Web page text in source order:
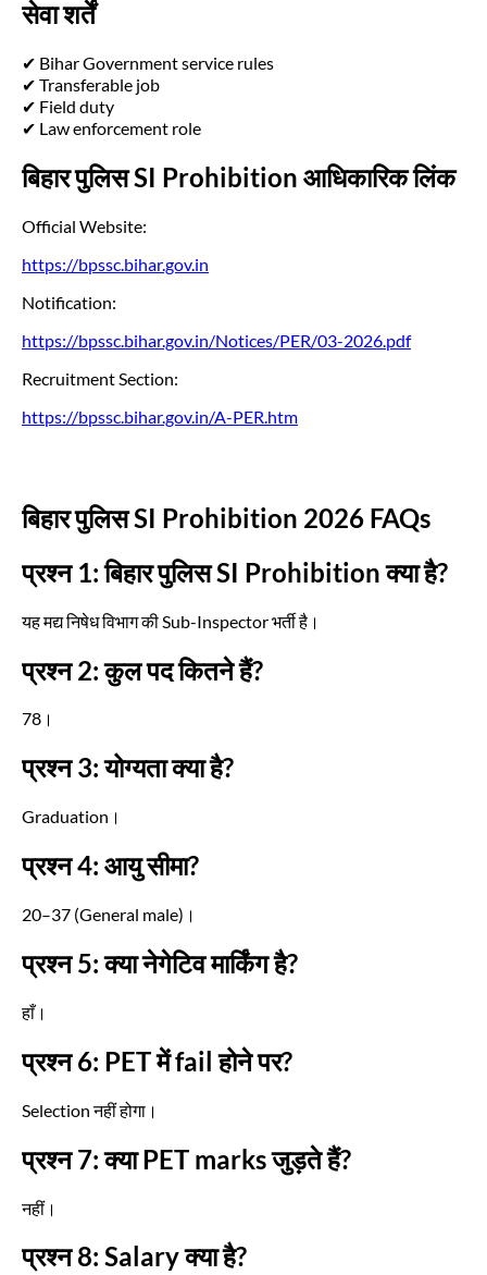
सेवा शर्तें
✔ Bihar Government service rules
✔ Transferable job
✔ Field duty
✔ Law enforcement role
बिहार पुलिस SI Prohibition आधिकारिक लिंक
Official Website:
https://bpssc.bihar.gov.in
Notification:
https://bpssc.bihar.gov.in/Notices/PER/03-2026.pdf
Recruitment Section:
https://bpssc.bihar.gov.in/A-PER.htm
बिहार पुलिस SI Prohibition 2026 FAQs
प्रश्न 1: बिहार पुलिस SI Prohibition क्या है?
यह मद्य निषेध विभाग की Sub-Inspector भर्ती है।
प्रश्न 2: कुल पद कितने हैं?
78।
प्रश्न 3: योग्यता क्या है?
Graduation।
प्रश्न 4: आयु सीमा?
20–37 (General male)।
प्रश्न 5: क्या नेगेटिव मार्किंग है?
हाँ।
प्रश्न 6: PET में fail होने पर?
Selection नहीं होगा।
प्रश्न 7: क्या PET marks जुड़ते हैं?
नहीं।
प्रश्न 8: Salary क्या है?